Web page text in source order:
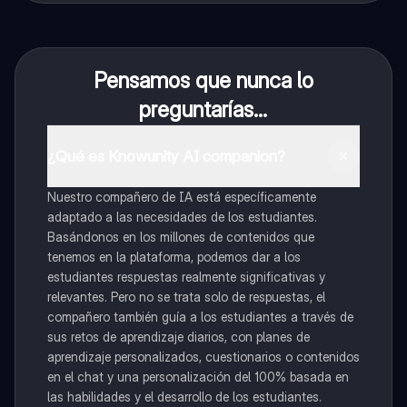
Pensamos que nunca lo
preguntarías...
Nuestro compañero de IA está específicamente
adaptado a las necesidades de los estudiantes.
Basándonos en los millones de contenidos que
tenemos en la plataforma, podemos dar a los
estudiantes respuestas realmente significativas y
relevantes. Pero no se trata solo de respuestas, el
compañero también guía a los estudiantes a través de
sus retos de aprendizaje diarios, con planes de
aprendizaje personalizados, cuestionarios o contenidos
en el chat y una personalización del 100% basada en
las habilidades y el desarrollo de los estudiantes.